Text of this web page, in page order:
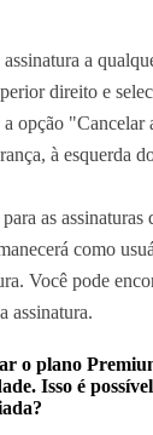
a
direito e
opção "Cancelar
à esquerda
as assinaturas
como
Você pode
assinatura.
o plano
Isso é